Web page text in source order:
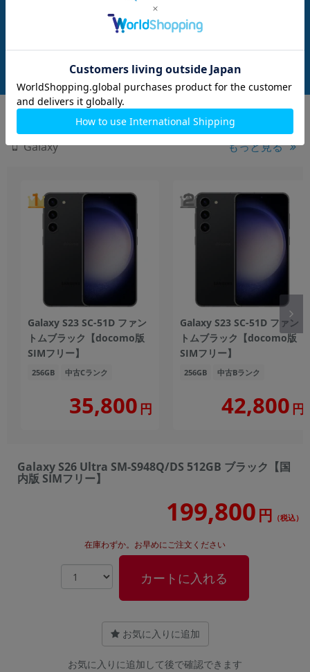
スカイブルー【国内版 SIMフリー】
メーカー：SAMSUNG
発売日：2025/02
在庫数：15
未使用品 259,800 (税込)
在庫数：15
Galaxy もっと見る
Galaxy S23 SC-51D ファン
トムブラック【docomo版
SIMフリー】
256GB 中古Cランク
35,800 円
Galaxy S23 SC-51D ファン
トムブラック【docomo版
SIMフリー】
256GB 中古Bランク
42,800 円
Galaxy S26 Ultra SM-S948Q/DS 512GB ブラック【国
内版 SIMフリー】
199,800 円 （税込）
在庫わずか。お早めにご注文ください
カートに入れる
お気に入りに追加
お気に入りに追加して後で確認できます